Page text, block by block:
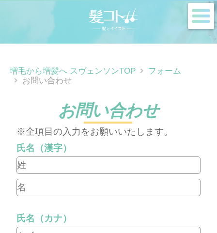
増毛から増髪へ スヴェンソンTOP
フォーム
お問い合わせ
お問い合わせ
※全項目の入力をお願いいたします。
氏名（漢字）
氏名（カナ）